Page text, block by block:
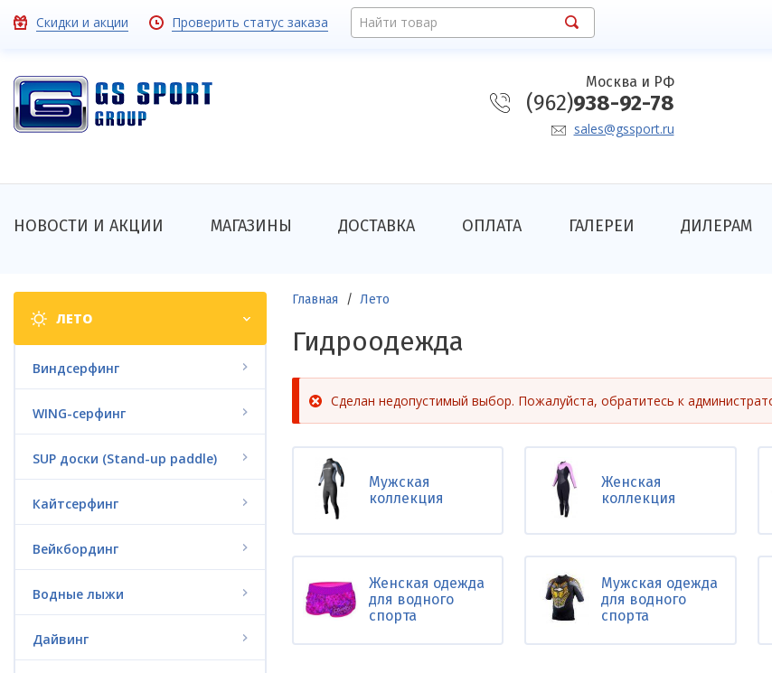
Toolbar
Скидки и акции Проверить статус заказа Найти товар
Москва и РФ
(962)938-92-78
sales@gssport.ru
Основная
НОВОСТИ И АКЦИИ МАГАЗИНЫ ДОСТАВКА ОПЛАТА ГАЛЕРЕИ ДИЛЕРАМ
categories
ЛЕТО
Виндсерфинг
WING-серфинг
SUP доски (Stand-up paddle)
Кайтсерфинг
Вейкбординг
Водные лыжи
Дайвинг
Строка
навигации
Главная Лето
Гидроодежда
Сообщение
об
ошибке
Сделан недопустимый выбор. Пожалуйста, обратитесь к
Мужская
коллекция
Женская
коллекция
Женская одежда
для водного
спорта
Мужская одежда
для водного
спорта